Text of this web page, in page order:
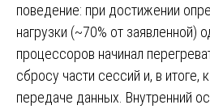
поведение: при достижении
нагрузки (~70% от заявленной)
процессоров начинал
сбросу части сессий и, в итоге,
передаче данных. Внутренний